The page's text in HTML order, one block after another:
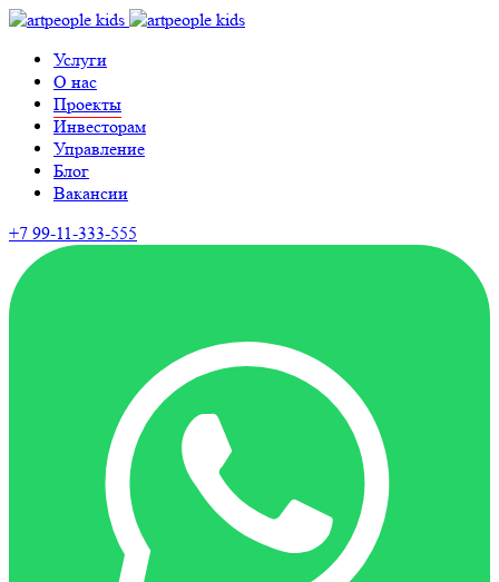
Услуги
О нас
Проекты
Инвесторам
Управление
Блог
Вакансии
+7 99-11-333-555